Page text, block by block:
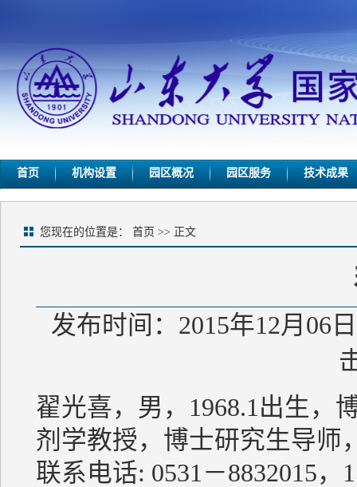
首页 机构设置 园区概况 园区服务 技术成果
您现在的位置是： 首页 >> 正文
发布时间：2015年12月
翟光喜，男，1968.1出生，
剂学教授，博士研究生导师
联系电话: 0531－8832015，